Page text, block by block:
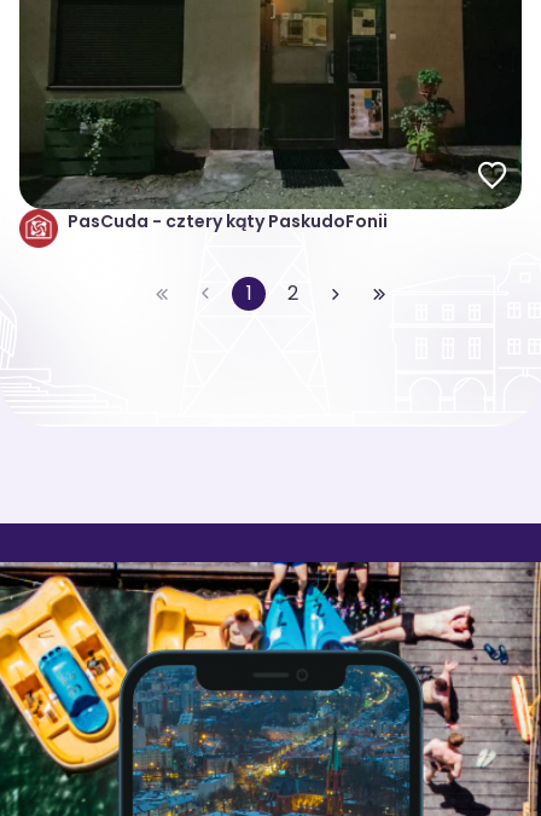
PasCuda - cztery kąty PaskudoFonii
1 2